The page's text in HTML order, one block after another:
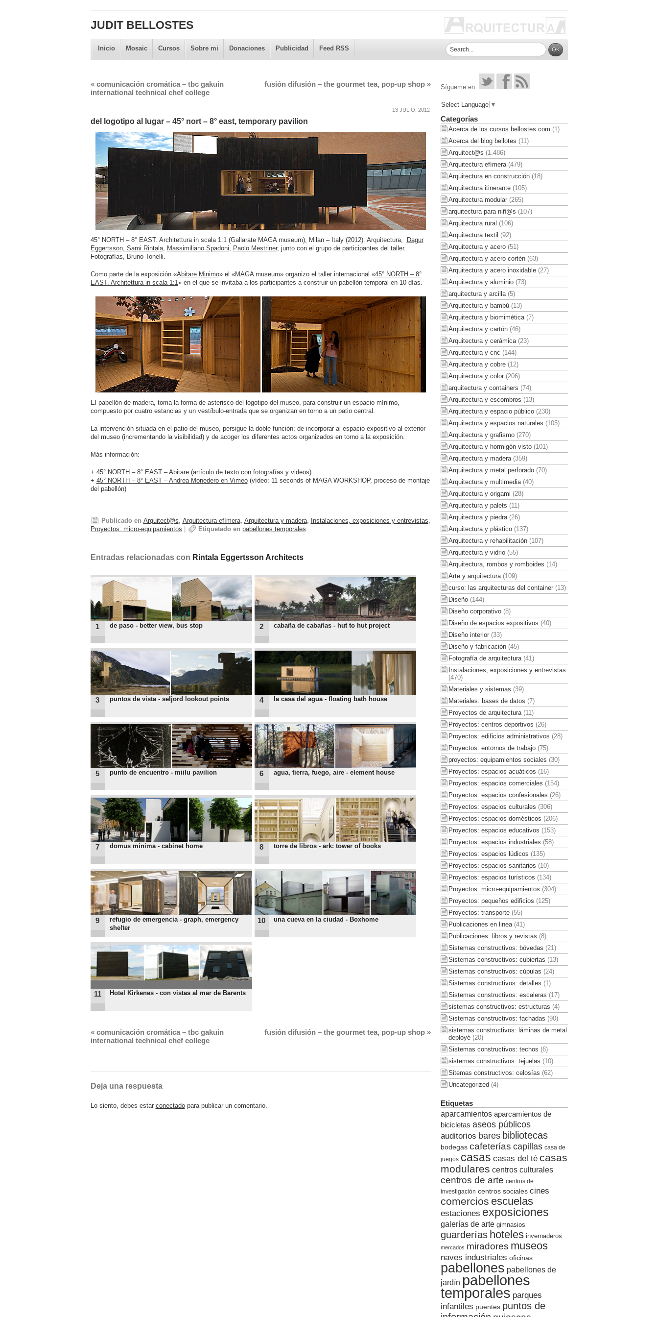
JUDIT BELLOSTES
Inicio Mosaic Cursos Sobre mi Donaciones Publicidad Feed RSS
«comunicación cromática – tbc gakuin
international technical chef college
fusión difusión – the gourmet tea, pop-up shop »
13 JULIO, 2012
del logotipo al lugar – 45° nort – 8° east, temporary pavilion
45° NORTH – 8° EAST. Architettura in scala 1:1 (Gallarate MAGA museum), Milan – Italy (2012). Arquitectura,
Dagur
Eggertsson, Sami Rintala, Massimiliano Spadoni, Paolo Mestriner, junto con el grupo de participantes del taller.
Fotografías, Bruno Tonelli.
Como parte de la exposición «Abitare Minimo» el «MAGA museum» organizo el taller internacional «45° NORTH – 8°
EAST. Architettura in scala 1:1» en el que se invitaba a los participantes a construir un pabellón temporal en 10 días.
El pabellón de madera, toma la forma de asterisco del logotipo del museo, para construir un espacio mínimo,
compuesto por cuatro estancias y un vestíbulo-entrada que se organizan en torno a un patio central.
La intervención situada en el patio del museo, persigue la doble función; de incorporar al espacio expositivo al exterior
del museo (incrementando la visibilidad) y de acoger los diferentes actos organizados en torno a la exposición.
Más información:
+ 45° NORTH – 8° EAST – Abitare(artículo de texto con fotografías y videos)
+ 45° NORTH – 8° EAST – Andrea Monedero en Vimeo(vídeo: 11 seconds of MAGA WORKSHOP, proceso de montaje
del pabellón)
Publicado en Arquitect@s, Arquitectura efímera, Arquitectura y madera, Instalaciones, exposiciones y entrevistas,
Proyectos: micro-equipamientos
Etiquetado en pabellones temporales
Entradas relacionadas con Rintala Eggertsson Architects
1 de paso - better view, bus stop 2 cabaña de cabañas - hut to hut project
3 puntos de vista - seljord lookout points 4 la casa del agua - floating bath house
5 punto de encuentro - miilu pavilion 6 agua, tierra, fuego, aire - element house
7 domus mínima - cabinet home 8 torre de libros - ark: tower of books
9
refugio de emergencia - graph, emergency
shelter
10 una cueva en la ciudad - Boxhome
11 Hotel Kirkenes - con vistas al mar de Barents
«comunicación cromática – tbc gakuin
international technical chef college
fusión difusión – the gourmet tea, pop-up shop »
Deja una respuesta
Lo siento, debes estar conectadopara publicar un comentario.
Sígueme en
Select Language ▼
Categorías
Acerca de los cursos.bellostes.com (1)
Acerca del blog bellotes (11)
Arquitect@s (1.486)
Arquitectura efímera(479)
Arquitectura en construcción(18)
Arquitectura itinerante(105)
Arquitectura modular(265)
arquitectura para niñ@s (107)
Arquitectura rural (106)
Arquitectura textil (92)
Arquitectura y acero(51)
Arquitectura y acero cortén(63)
Arquitectura y acero inoxidable(27)
Arquitectura y aluminio(73)
arquitectura y arcilla(5)
Arquitectura y bambú(13)
Arquitectura y biomimética(7)
Arquitectura y cartón(46)
Arquitectura y cerámica(23)
Arquitectura y cnc (144)
Arquitectura y cobre(12)
Arquitectura y color(206)
arquitectura y containers (74)
Arquitectura y escombros (13)
Arquitectura y espacio público(230)
Arquitectura y espacios naturales (105)
Arquitectura y grafismo(270)
Arquitectura y hormigón visto(101)
Arquitectura y madera(359)
Arquitectura y metal perforado(70)
Arquitectura y multimedia(40)
Arquitectura y origami (28)
Arquitectura y palets (11)
Arquitectura y piedra(26)
Arquitectura y plástico(137)
Arquitectura y rehabilitación(107)
Arquitectura y vidrio(55)
Arquitectura, rombos y romboides (14)
Arte y arquitectura(109)
curso: las arquitecturas del container(13)
Diseño(144)
Diseño corporativo(8)
Diseño de espacios expositivos (40)
Diseño interior(33)
Diseño y fabricación(45)
Fotografía de arquitectura(41)
Instalaciones, exposiciones y entrevistas
(470)
Materiales y sistemas (39)
Materiales: bases de datos (7)
Proyectos de arquitectura(11)
Proyectos: centros deportivos (26)
Proyectos: edificios administrativos (28)
Proyectos: entornos de trabajo(75)
proyectos: equipamientos sociales (30)
Proyectos: espacios acuáticos (16)
Proyectos: espacios comerciales (154)
Proyectos: espacios confesionales (26)
Proyectos: espacios culturales (306)
Proyectos: espacios domésticos (206)
Proyectos: espacios educativos (153)
Proyectos: espacios industriales (58)
Proyectos: espacios lúdicos (135)
Proyectos: espacios sanitarios (10)
Proyectos: espacios turísticos (134)
Proyectos: micro-equipamientos (304)
Proyectos: pequeños edificios (125)
Proyectos: transporte(55)
Publicaciones en linea(41)
Publicaciones: libros y revistas (8)
Sistemas constructivos: bóvedas (21)
Sistemas constructivos: cubiertas (13)
Sistemas constructivos: cúpulas (24)
Sistemas constructivos: detalles (1)
Sistemas constructivos: escaleras (17)
sistemas constructivos: estructuras (4)
Sistemas constructivos: fachadas (90)
sistemas constructivos: láminas de metal
deployé(20)
Sistemas constructivos: techos (6)
sistemas constructivos: tejuelas (10)
Sitemas constructivos: celosías (62)
Uncategorized (4)
Etiquetas
aparcamientos aparcamientos de
bicicletas aseos públicos
auditorios bares bibliotecas
bodegas cafeterías capillas casa de
juegos casas casas del té casas
modulares centros culturales
centros de arte centros de
investigación centros sociales cines
comercios escuelas
estaciones exposiciones
galerías de arte gimnasios
guarderías hoteles invernaderos
mercados miradores museos
naves industriales oficinas
pabellones pabellones de
jardín pabellones
temporales parques
infantiles puentes puntos de